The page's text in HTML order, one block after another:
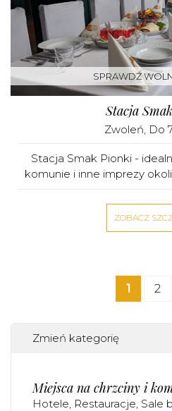
SPRAWDŹ
Stacja
Zwoleń, Do
Stacja Smak Pionki -
komunie i inne imprezy
ZOBACZ
1 2
Zmień kategorię
Miejsca na chrzciny i
Hotele Restauracje Sale